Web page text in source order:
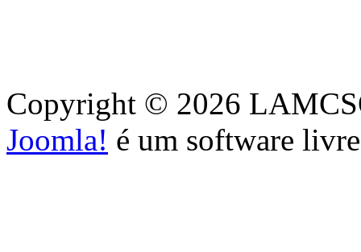
Copyright © 2026
Joomla! é um software